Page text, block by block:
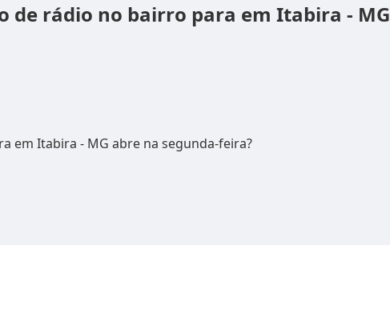
de rádio no bairro para em Itabira - MG
em Itabira - MG abre na segunda-feira?